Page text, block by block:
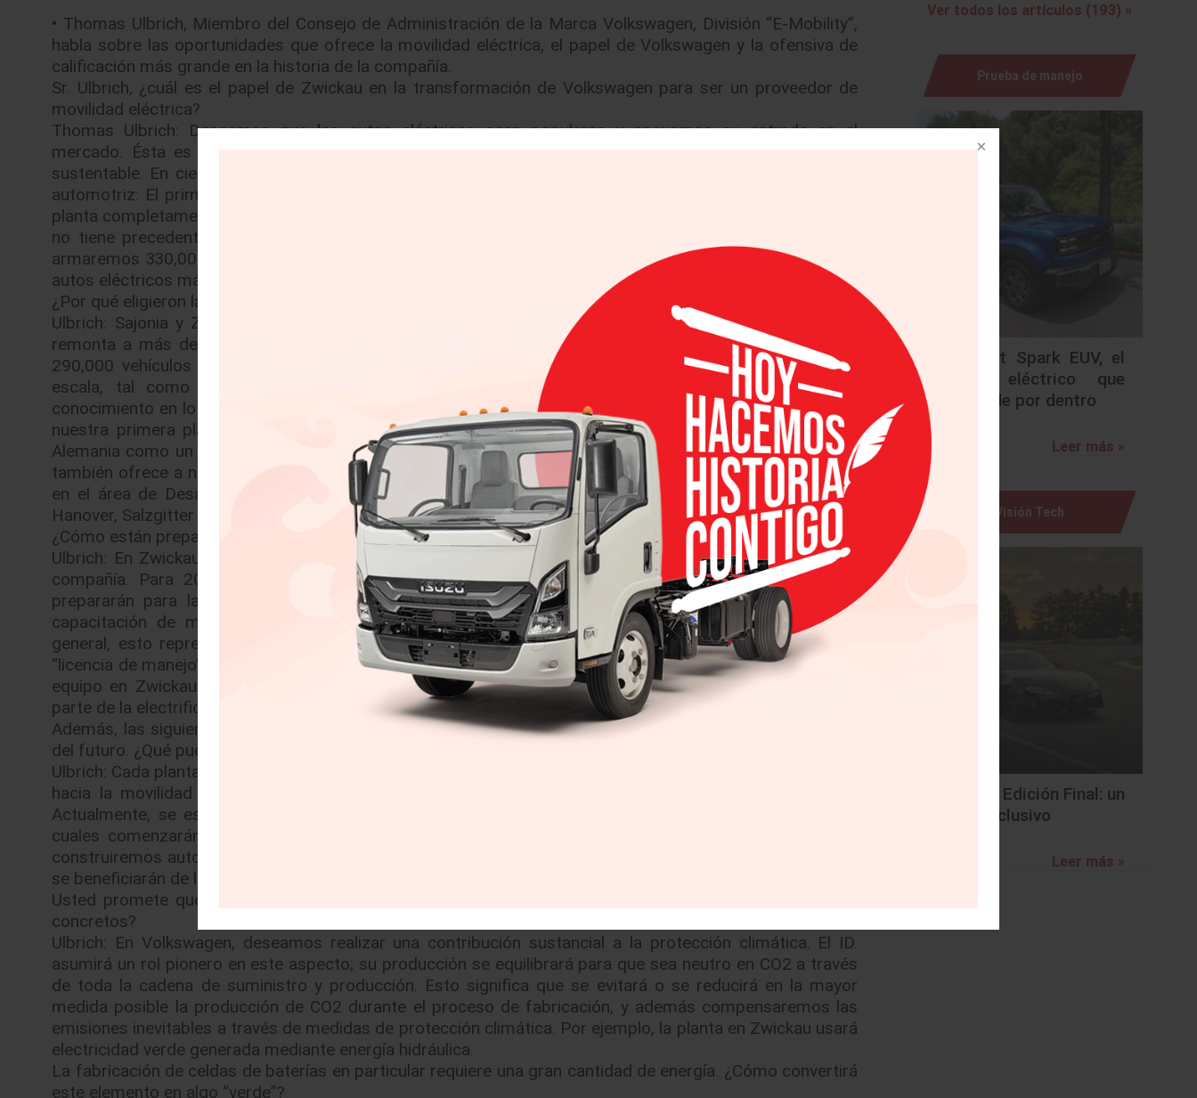
• Thomas Ulbrich, Miembro del Consejo de Administración de la Marca Volkswagen, División “E-Mobility”,
habla sobre las oportunidades que ofrece la movilidad eléctrica, el papel de Volkswagen y la ofensiva de
calificación más grande en la historia de la compañía.
Sr. Ulbrich, ¿cuál es el papel de Zwickau en la transformación de Volkswagen para ser un proveedor de
movilidad eléctrica?
Thomas Ulbrich: Deseamos que los autos eléctricos sean populares y apoyamos su entrada en el
mercado. Ésta es nuestra estrategia global y, lo más importante, la clave para alcanzar la movilidad
sustentable. En cierto modo, Zwickau se convertirá en la planta líder para esta nueva era en la industria
automotriz: El primer ID. saldrá de la línea de ensamblaje aquí a finales de 2019. Estamos cambiando la
planta completamente: de 100% de motores de combustión a 100% de trenes de potencia eléctricos. Esto
no tiene precedentes y es una señal muy clara de que todos estamos en el entorno “e”. En el futuro,
armaremos 330,000 autos eléctricos cada año en Zwickau, lo cual convertirá este lugar en la fábrica de
autos eléctricos más grande en Europa.
¿Por qué eligieron la planta en Zwickau?
Ulbrich: Sajonia y Zwickau se pueden enorgullecer de una tradición de construcción automotriz que se
remonta a más de 100 años. Simplemente el año pasado, nuestros 7,700 empleados armaron ahí casi
290,000 vehículos de la más alta calidad. El equipo en Zwickau puede manejar una producción a gran
escala, tal como toda la marca Volkswagen. Así que confiamos también en esta experiencia y
conocimiento en lo que se refiere a la producción de los futuros modelos ID.. La elección de Zwickau para
nuestra primera planta de movilidad eléctrica es también una clara señal de nuestro compromiso con
Alemania como un país fabricante de automóviles. Y debido a que es “hecho en Alemania”, el ID. eléctrico
también ofrece a nuestro personal prospectos de empleo a largo plazo, no sólo en Zwickau, sino también
en el área de Desarrollo en Wolfsburg, así como en la producción de componentes en Braunschweig,
Hanover, Salzgitter y Kassel.
¿Cómo están preparando a los empleados para los retos de la era eléctrica?
Ulbrich: En Zwickau, Volkswagen comenzó el programa de capacitación más grande en la historia de la
compañía. Para 2020, el total de los 7,700 empleados asistirán a eventos de información que los
prepararán para la nueva función de la planta. 3,000 empleados serán capacitados en el centro de
capacitación de movilidad eléctrica sobre contenido técnico específico de la movilidad eléctrica. En
general, esto representará 13,000 días de capacitación. Y 1,500 empleados obtendrán una especie de
“licencia de manejo” para trabajar con alto voltaje. En otras palabras, estamos preparando óptimamente al
equipo en Zwickau para los nuevos requisitos de electromovilidad y los trabajos que se crearán como
parte de la electrificación y la digitalización.
Además, las siguientes plantas en Emden y Hanover están esperando para construir los autos eléctricos
del futuro. ¿Qué pueden aprender de Zwickau?
Ulbrich: Cada planta tiene su propio carácter, pero Zwickau definitivamente es pionera en la transformación
hacia la movilidad eléctrica. En los próximos años, surgirá una red de producción MEB internacional:
Actualmente, se están desarrollando dos plantas MEB en las ciudades chinas de Anting y Foshan, las
cuales comenzarán la producción justo unos meses después de la planta piloto en Zwickau. También
construiremos autos eléctricos en Norteamérica. Y en Europa, añadiremos Emden y Hanover. Todas ellas
se beneficiarán de la experiencia y conocimientos que estamos construyendo en Zwickau.
Usted promete que la producción del ID. será neutro respecto al CO2. ¿Qué significa esto en términos
concretos?
Ulbrich: En Volkswagen, deseamos realizar una contribución sustancial a la protección climática. El ID.
asumirá un rol pionero en este aspecto; su producción se equilibrará para que sea neutro en CO2 a través
de toda la cadena de suministro y producción. Esto significa que se evitará o se reducirá en la mayor
medida posible la producción de CO2 durante el proceso de fabricación, y además compensaremos las
emisiones inevitables a través de medidas de protección climática. Por ejemplo, la planta en Zwickau usará
electricidad verde generada mediante energía hidráulica.
La fabricación de celdas de baterías en particular requiere una gran cantidad de energía. ¿Cómo convertirá
este elemento en algo “verde”?
Ver todos los artículos (193) »
Prueba de manejo
Chevrolet Spark EUV, el
urbano eléctrico que
sorprende por dentro
Leer más »
Visión Tech
BMW Z4 Edición Final: un
adiós exclusivo
Leer más »